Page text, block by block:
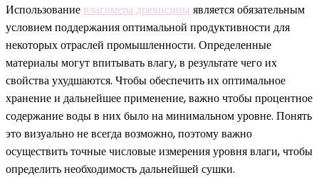
Использование влагомера древисины является обязательным
условием поддержания оптимальной продуктивности для
некоторых отраслей промышленности. Определенные
материалы могут впитывать влагу, в результате чего их
свойства ухудшаются. Чтобы обеспечить их оптимальное
хранение и дальнейшее применение, важно чтобы процентное
содержание воды в них было на минимальном уровне. Понять
это визуально не всегда возможно, поэтому важно
осуществить точные числовые измерения уровня влаги, чтобы
определить необходимость дальнейшей сушки.